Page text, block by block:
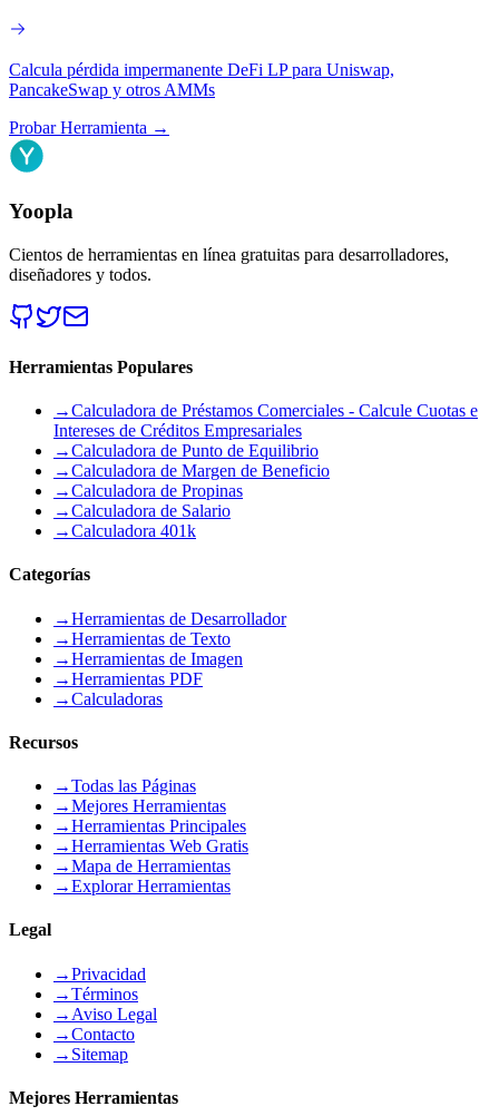
Calcula pérdida impermanente DeFi LP para Uniswap,
PancakeSwap y otros AMMs
Probar Herramienta →
Yoopla
Cientos de herramientas en línea gratuitas para desarrolladores,
diseñadores y todos.
Herramientas Populares
→Calculadora de Préstamos Comerciales - Calcule Cuotas e
Intereses de Créditos Empresariales
→Calculadora de Punto de Equilibrio
→Calculadora de Margen de Beneficio
→Calculadora de Propinas
→Calculadora de Salario
→Calculadora 401k
Categorías
→Herramientas de Desarrollador
→Herramientas de Texto
→Herramientas de Imagen
→Herramientas PDF
→Calculadoras
Recursos
→Todas las Páginas
→Mejores Herramientas
→Herramientas Principales
→Herramientas Web Gratis
→Mapa de Herramientas
→Explorar Herramientas
Legal
→Privacidad
→Términos
→ Aviso Legal
→Contacto
→ Sitemap
Mejores Herramientas